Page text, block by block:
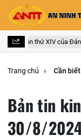
lần thứ XIV của Đảng
Trang chủ Cần biết
Bản tin
30/8/